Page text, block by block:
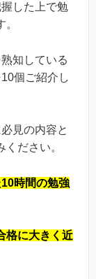
した上で勉
知している
個ご紹介し
見の内容と
ださい。
時間の勉強
格に大きく近